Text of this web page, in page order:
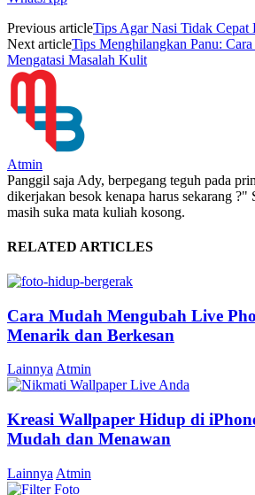
Previous articleTips Agar Nasi Tidak
Next articleTips Menghilangkan Panu:
Mengatasi Masalah Kulit
Atmin
Panggil saja Ady, berpegang teguh pada
dikerjakan besok kenapa harus sekarang ?"
masih suka mata kuliah kosong.
RELATED ARTICLES
Cara Mudah Mengubah Live
Menarik dan Berkesan
LainnyaAtmin
Kreasi Wallpaper Hidup di
Mudah dan Menawan
Lainnya Atmin